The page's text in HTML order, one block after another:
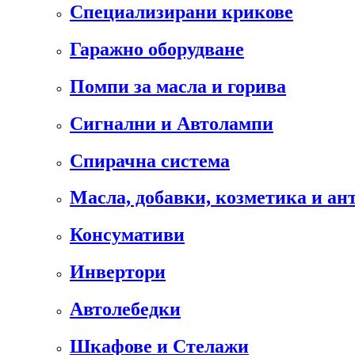
Специализирани крикове
Гаражно оборудване
Помпи за масла и горива
Сигнални и Автолампи
Спирачна система
Масла, добавки, козметика и
Консумативи
Инвертори
Автолебедки
Шкафове и Стелажи